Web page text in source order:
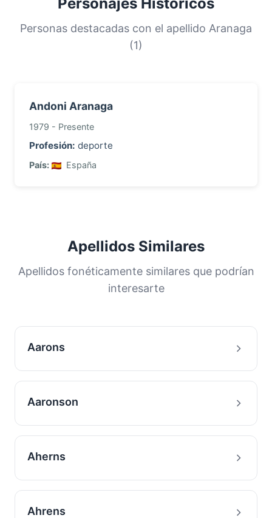
Esta distribución nos ayuda a comprender los
orígenes y la historia migratoria de las familias
Personas destacadas con el apellido Aranaga
(1)
Andoni Aranaga
1979 - Presente
Profesión: deporte
País: España
Apellidos Similares
Apellidos fonéticamente similares que podrían
interesarte
Aarons
Aaronson
Aherns
Ahrens